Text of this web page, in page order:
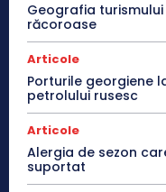
Geografia
răcoroase
Articole
Porturile georgiene
petrolului rusesc
Articole
Alergia de sezon
suportat